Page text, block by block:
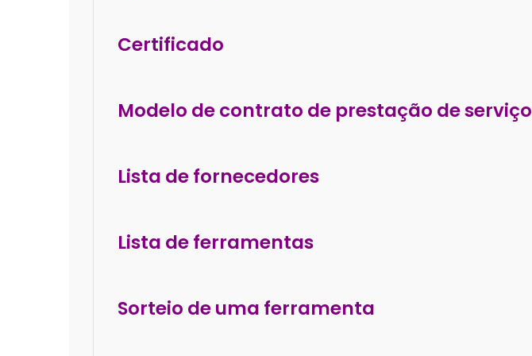
Certificado
Modelo de contrato de prestação de serviço
Lista de fornecedores
Lista de ferramentas
Sorteio de uma ferramenta